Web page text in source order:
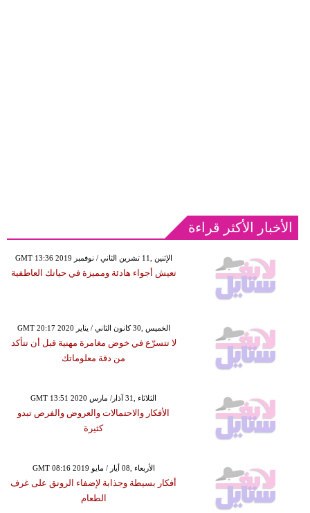
الأخبار الأكثر قراءة
GMT 13:36 2019 الإثنين ,11 تشرين الثاني / نوفمبر
تعيش أجواء هادئة ومميزة في حياتك العاطفية
GMT 20:17 2020 الخميس ,30 كانون الثاني / يناير
لا تتسرّع في خوض مغامرة مهنية قبل أن تتأكد
من دقة معلوماتك
GMT 13:51 2020 الثلاثاء ,31 آذار/ مارس
الأفكار والاحتمالات والعروض والفرص تبدو
كثيرة
GMT 08:16 2019 الأربعاء ,08 أيار / مايو
أفكار بسيطة وجذابة لإضفاء الرونق على غرف
الطعام